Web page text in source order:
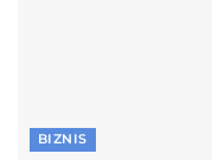
BIZNIS